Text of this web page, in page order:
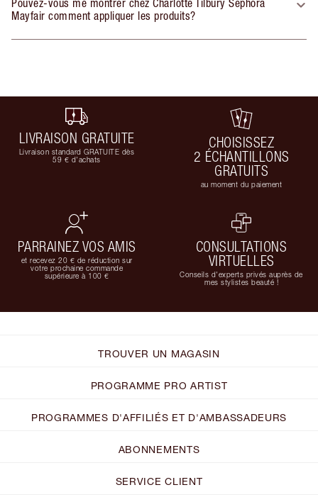
Pouvez-vous me montrer chez Charlotte Tilbury Sephora
Mayfair comment appliquer les produits?
LIVRAISON GRATUITE
Livraison standard GRATUITE dès
59 € d'achats
CHOISISSEZ
2 ÉCHANTILLONS
GRATUITS
au moment du paiement
PARRAINEZ VOS AMIS
et recevez 20 € de réduction sur
votre prochaine commande
supérieure à 100 €
CONSULTATIONS
VIRTUELLES
Conseils d'experts privés auprès de
mes stylistes beauté !
TROUVER UN MAGASIN
PROGRAMME PRO ARTIST
PROGRAMMES D'AFFILIÉS ET D'AMBASSADEURS
ABONNEMENTS
SERVICE CLIENT